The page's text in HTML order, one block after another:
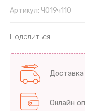
Артикул: Ч019ч110
Поделиться
Онлайн